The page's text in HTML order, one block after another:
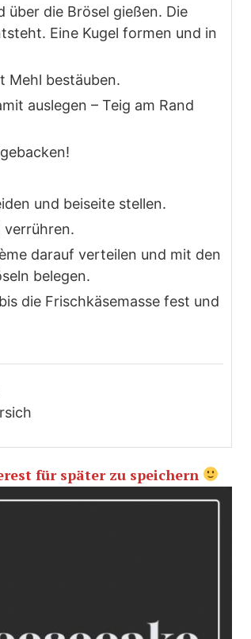
über die Brösel gießen. Die
Eine Kugel formen und in
Mehl bestäuben.
auslegen – Teig am Rand
und beiseite stellen.
verrühren.
darauf verteilen und mit den
belegen.
die Frischkäsemasse fest und
für später zu speichern